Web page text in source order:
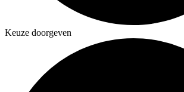
Keuze doorgeven